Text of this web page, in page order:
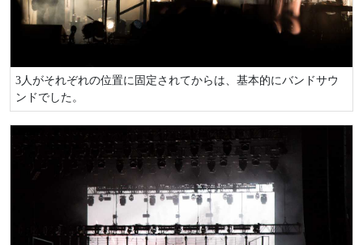
3人がそれぞれの位置に固定されてからは、基本的にバンドサウ
ンドでした。